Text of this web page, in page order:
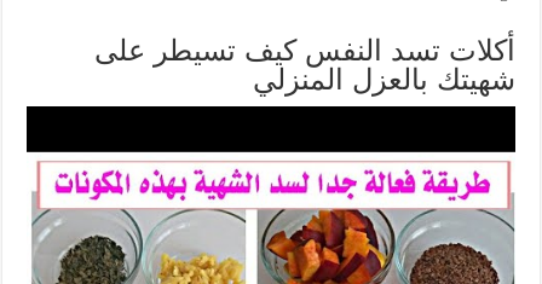
أكلات تسد النفس كيف تسيطر على
شهيتك بالعزل المنزلي